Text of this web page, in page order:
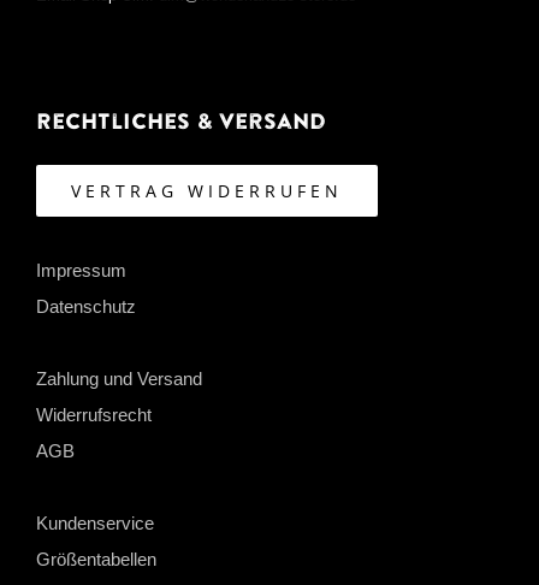
Rechtliches & Versand
VERTRAG WIDERRUFEN
Impressum
Datenschutz
Zahlung und Versand
Widerrufsrecht
AGB
Kundenservice
Größentabellen